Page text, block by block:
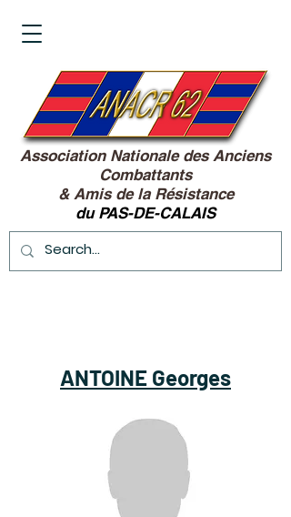
Association Nationale des Anciens
Combattants
& Amis de la Résistance
du PAS-DE-CALAIS
ANTOINE Georges